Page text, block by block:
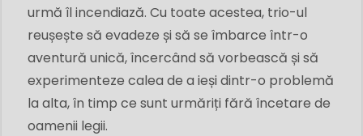
urmă îl incendiază. Cu toate acestea, trio-ul
reușește să evadeze și să se îmbarce într-o
aventură unică, încercând să vorbească și să
experimenteze calea de a ieși dintr-o problemă
la alta, în timp ce sunt urmăriți fără încetare de
oamenii legii.